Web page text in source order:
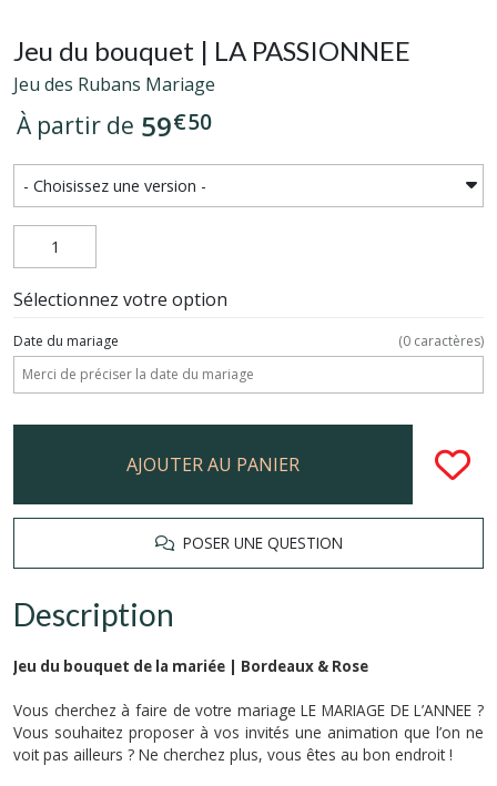
Jeu du bouquet | LA PASSIONNEE
Jeu des Rubans Mariage
À partir de 59€50
Sélectionnez votre option
Date du mariage (0 caractères)
AJOUTER AU PANIER
POSER UNE QUESTION
Description
Jeu du bouquet de la mariée | Bordeaux & Rose
Vous cherchez à faire de votre mariage LE MARIAGE DE L’ANNEE ?
Vous souhaitez proposer à vos invités une animation que l’on ne
voit pas ailleurs ? Ne cherchez plus, vous êtes au bon endroit !